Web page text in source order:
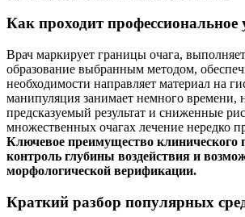
Как проходит профессиональное
Врач маркирует границы очага,
образование выбранным методом,
необходимости направляет материал на
манипуляция занимает немного времени,
предсказуемый результат и сниженные
множественных очагах лечение нередко
Ключевое преимущество клинического
контроль глубины воздействия и
морфологической верификации.
Краткий разбор популярных